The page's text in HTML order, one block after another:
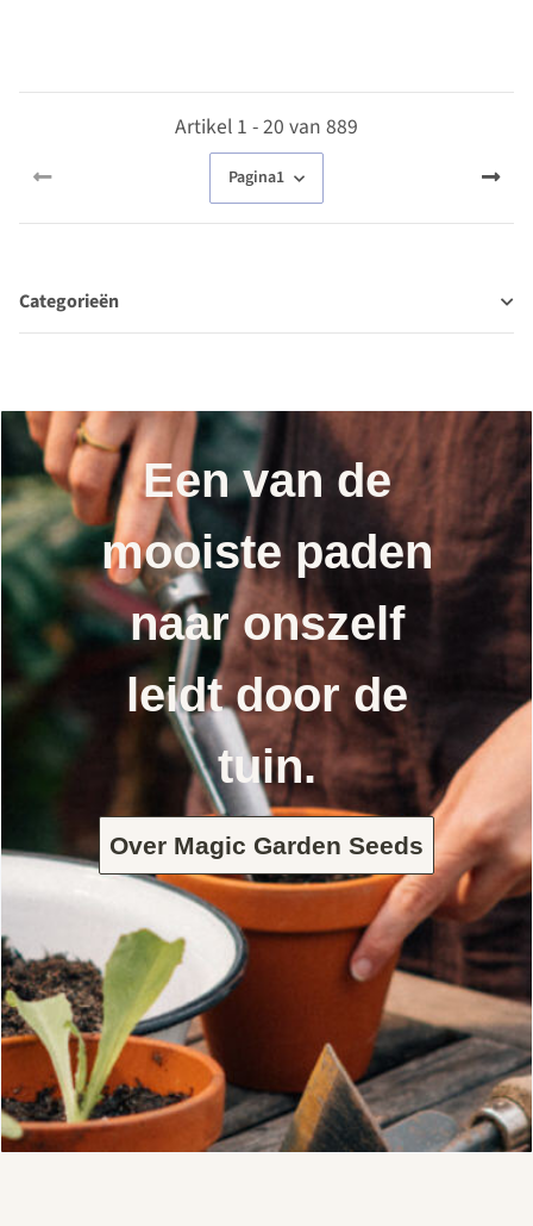
Artikel 1 - 20 van 889
Pagina1
Categorieën
Een van de
mooiste paden
naar onszelf
leidt door de
tuin.
Over Magic Garden Seeds